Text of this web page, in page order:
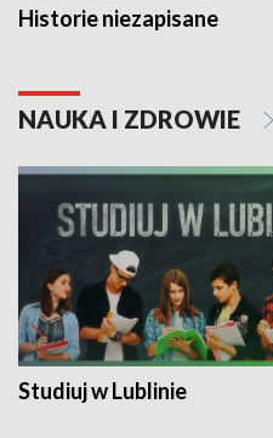
Historie niezapisane
NAUKA I ZDROWIE
Studiuj w Lublinie